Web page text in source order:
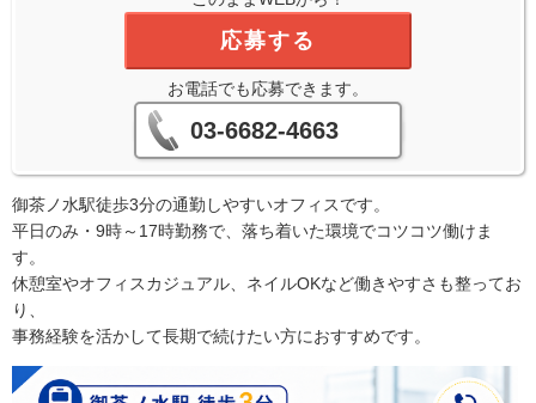
応募する
お電話でも応募できます。
03-6682-4663
御茶ノ水駅徒歩3分の通勤しやすいオフィスです。
平日のみ・9時～17時勤務で、落ち着いた環境でコツコツ働けま
す。
休憩室やオフィスカジュアル、ネイルOKなど働きやすさも整ってお
り、
事務経験を活かして長期で続けたい方におすすめです。